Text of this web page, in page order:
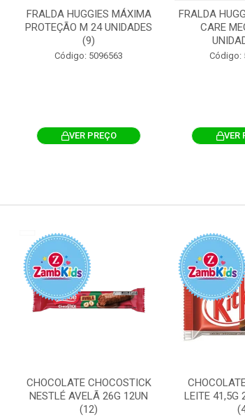
FRALDA HUGGIES MÁXIMA
PROTEÇÃO M 24 UNIDADES
(9)
Código: 5096563
VER PREÇO
FRALDA
CARE
Código:
VER
CHOCOLATE CHOCOSTICK
NESTLÉ AVELÃ 26G 12UN
(12)
LEITE 41,5G